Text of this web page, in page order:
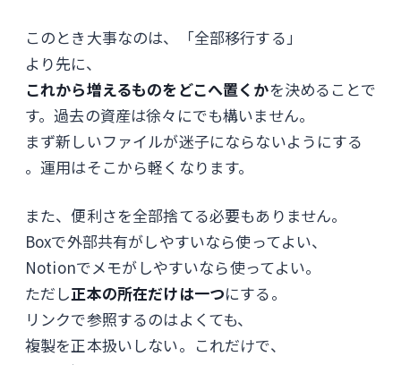
このとき大事なのは、「全部移行する」
より先に、
これから増えるものをどこへ置くかを決めることで
す。過去の資産は徐々にでも構いません。
まず新しいファイルが迷子にならないようにする
。運用はそこから軽くなります。
また、便利さを全部捨てる必要もありません。
Boxで外部共有がしやすいなら使ってよい、
Notionでメモがしやすいなら使ってよい。
ただし正本の所在だけは一つにする。
リンクで参照するのはよくても、
複製を正本扱いしない。これだけで、